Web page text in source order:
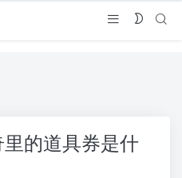
的道具券是什